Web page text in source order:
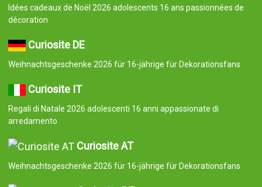
Idées cadeaux de Noël 2026 adolescents 16 ans passionnées de
décoration
Curiosite DE
Weihnachtsgeschenke 2026 für 16-jährige für Dekorationsfans
Curiosite IT
Regali di Natale 2026 adolescenti 16 anni appassionate di
arredamento
Curiosite AT
Weihnachtsgeschenke 2026 für 16-jährige für Dekorationsfans